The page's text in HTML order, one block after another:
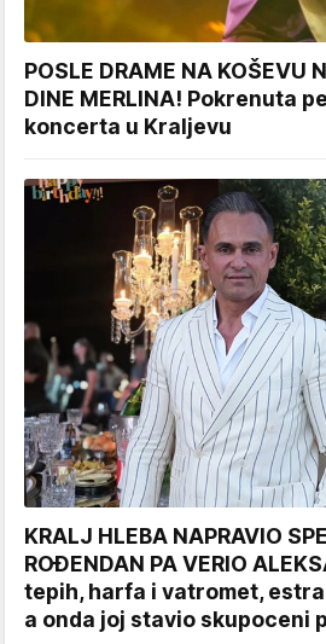
POSLE DRAME NA KOŠEVU
DINE MERLINA! Pokrenuta
koncerta u Kraljevu
KRALJ HLEBA NAPRAVIO
ROĐENDAN PA VERIO
tepih, harfa i vatromet,
a onda joj stavio skupoceni